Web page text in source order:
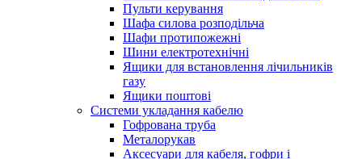
Пульти керування
Шафа силова розподільча
Шафи протипожежні
Шини електротехнічні
Ящики для встановлення лічильників
газу
Ящики поштові
Системи укладання кабелю
Гофрована труба
Металорукав
Аксесуари для кабеля, гофри і